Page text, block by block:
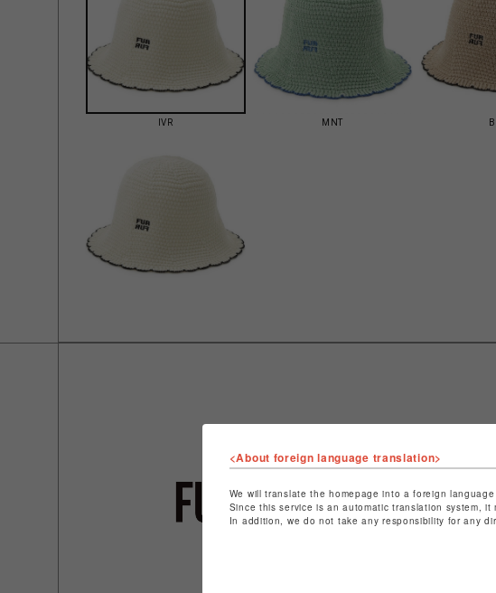
IVR MNT
ショップ名
特定商取引法な
ショップお問
<About foreign language translation>
We will translate the homepage into a foreign
Since this service is an automatic translation system,
In addition, we do not take any responsibility for any